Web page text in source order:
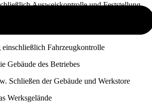
Ausweiskontrolle und Feststellung
Fahrzeugkontrolle
Gebäude des Betriebes
Schließen der Gebäude und Werkstore
Werksgelände